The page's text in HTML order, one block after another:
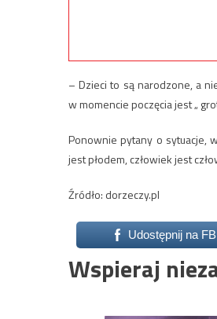
– Dzieci to są narodzone, a
w momencie poczęcia jest „
Ponownie pytany o sytuacje,
jest płodem, człowiek jest
Źródło: dorzeczy.pl
Udostępnij na FB
Wspieraj